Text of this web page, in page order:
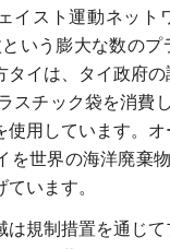
イスト運動ネット
いう膨大な数の
タイは、タイ政府
スチック袋を消費
使用しています。
を世界の海洋廃棄
います。
は規制措置を通じ